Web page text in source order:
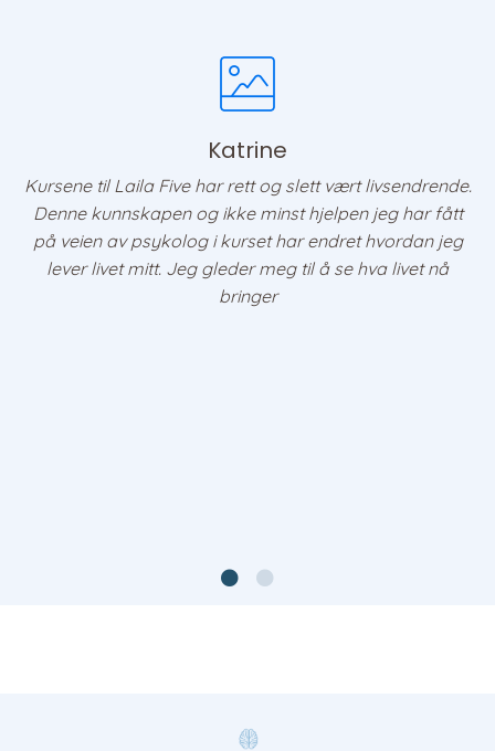
Katrine
Kursene til Laila Five har rett og slett vært livsendrende.
Denne kunnskapen og ikke minst hjelpen jeg har fått
på veien av psykolog i kurset har endret hvordan jeg
lever livet mitt. Jeg gleder meg til å se hva livet nå
bringer